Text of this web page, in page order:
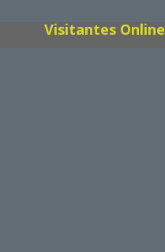
Visitantes Online